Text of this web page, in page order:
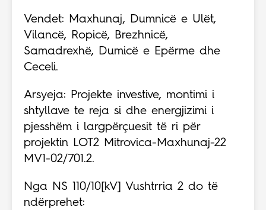
Vendet: Maxhunaj, Dumnicë e Ulët,
Vilancë, Ropicë, Brezhnicë,
Samadrexhë, Dumicë e Epërme dhe
Ceceli.
Arsyeja: Projekte investive, montimi i
shtyllave te reja si dhe energjizimi i
pjesshëm i largpërçuesit të ri për
projektin LOT2 Mitrovica-Maxhunaj-22
MV1-02/701.2.
Nga NS 110/10[kV] Vushtrria 2 do të
ndërprehet: